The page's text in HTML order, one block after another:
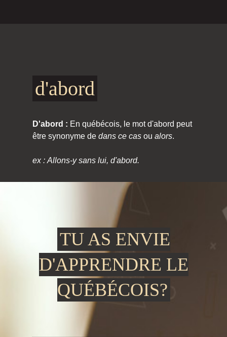
d'abord
D'abord : En québécois, le mot d'abord peut
être synonyme de dans ce cas ou alors.
ex : Allons-y sans lui, d'abord.
TU AS ENVIE
D'APPRENDRE LE
QUÉBÉCOIS?